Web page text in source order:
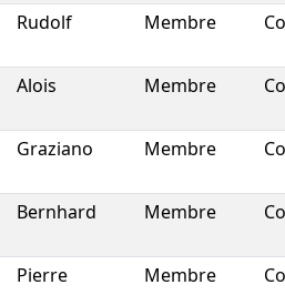
Rudolf Membre
Alois Membre
Graziano Membre
Bernhard Membre
Pierre Membre